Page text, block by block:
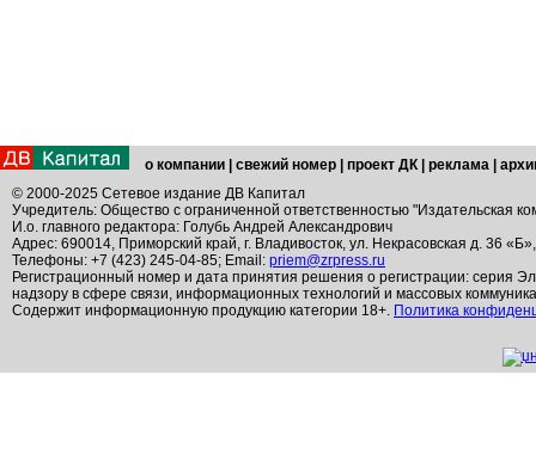
о компании свежий номер проект ДК реклама
© 2000-2025 Сетевое издание ДВ Капитал
Учредитель: Общество с ограниченной ответственностью "Издательская
И.о. главного редактора: Голубь Андрей Александрович
Адрес: 690014, Приморский край, г. Владивосток, ул. Некрасовская д. 36
Телефоны: +7 (423) 245-04-85; Email: priem@zrpress.ru
Регистрационный номер и дата принятия решения о регистрации: серия
надзору в сфере связи, информационных технологий и массовых
Содержит информационную продукцию категории 18+. Политика